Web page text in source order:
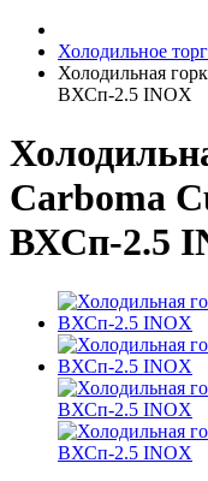
Холодильное
Холодильная
ВХСп-2.5 INOX
Carboma
ВХСп-2.5